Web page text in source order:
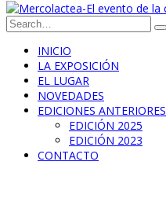
INICIO
LA EXPOSICIÓN
EL LUGAR
NOVEDADES
EDICIONES ANTERIORES
EDICIÓN 2025
EDICIÓN 2023
CONTACTO